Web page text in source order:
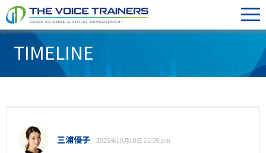
TIMELINE
三浦優子 2025年10月10日 12:09 pm